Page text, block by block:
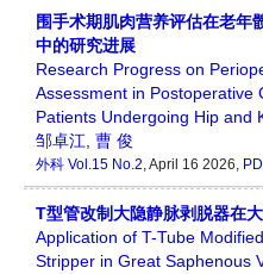
围手术期肌肉营养评估在老年
中的研究进展
Research Progress on
Assessment in Postoperative
Patients Undergoing Hip and
邹卓江, 曹 俊
外科 Vol.15 No.2, April 16 2026,
T型管改制大隐静脉剥脱器在
Application of T-Tube
Stripper in Great Saphenous